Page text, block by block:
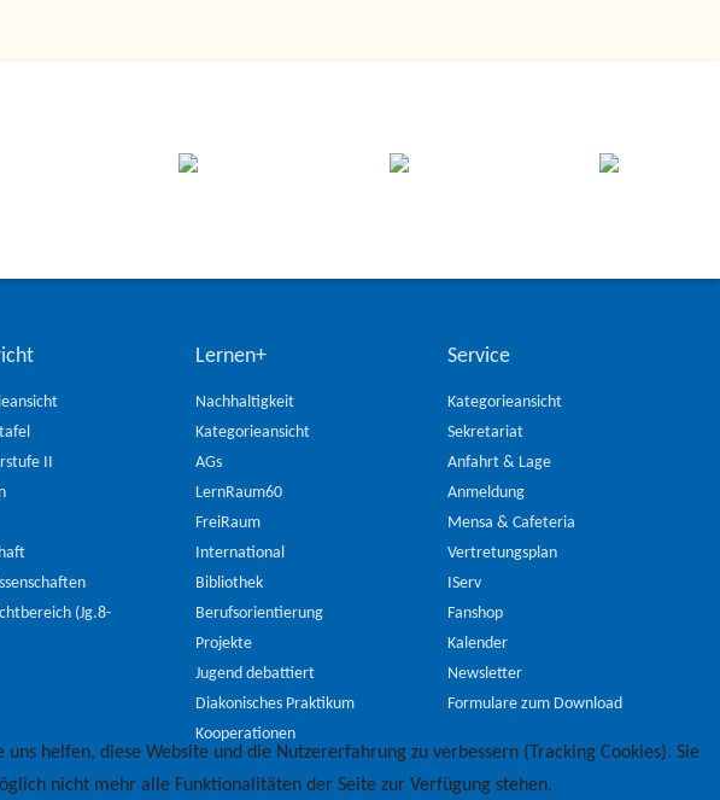
II
(Jg.8-
Lernen+
Nachhaltigkeit
Kategorieansicht
AGs
LernRaum60
FreiRaum
International
Bibliothek
Berufsorientierung
Projekte
Jugend debattiert
Diakonisches Praktikum
Kooperationen
Service
Kategorieansicht
Sekretariat
Anfahrt & Lage
Anmeldung
Mensa & Cafeteria
Vertretungsplan
IServ
Fanshop
Kalender
Newsletter
Formulare zum Download
helfen, diese Website und die Nutzererfahrung zu verbessern (Tracking Cookies). Sie
nicht mehr alle Funktionalitäten der Seite zur Verfügung stehen.